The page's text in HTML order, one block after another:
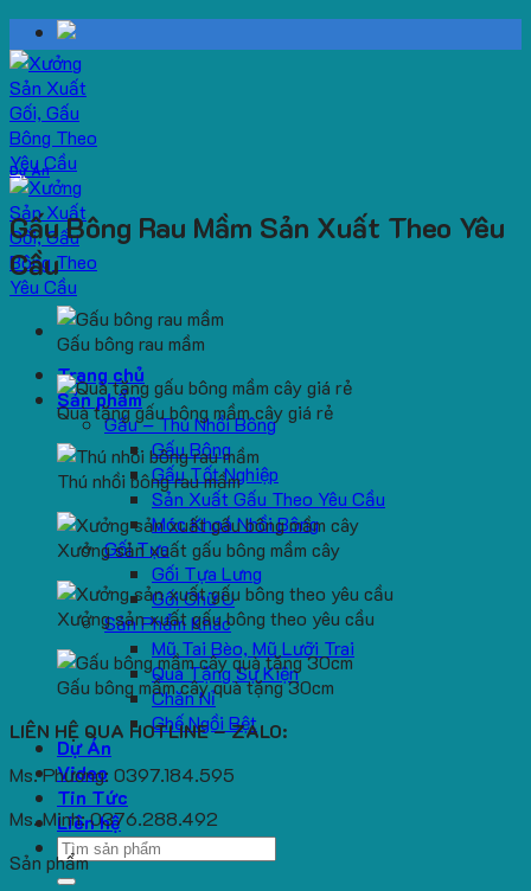
Skip
to
content
Trang chủ
Sản phẩm
Gấu – Thú Nhồi Bông
Gấu Bông
Gấu Tốt Nghiệp
Sản Xuất Gấu Theo Yêu Cầu
Móc Khoá Nhồi Bông
Gối Tựa
Gối Tựa Lưng
Gối Chữ U
Sản Phẩm Khác
Mũ Tai Bèo, Mũ Lưỡi Trai
Quà Tặng Sự Kiện
Chăn Nỉ
Ghế Ngồi Bệt
Dự Án
Video
Tin Tức
Liên hệ
Search
for:
Dự Án
Gấu Bông Rau Mầm Sản Xuất Theo Yêu
Cầu
Gấu bông rau mầm
Quà tặng gấu bông mầm cây giá rẻ
Thú nhồi bông rau mầm
Xưởng sản xuất gấu bông mầm cây
Xưởng sản xuất gấu bông theo yêu cầu
Gấu bông mầm cây quà tặng 30cm
LIÊN HỆ QUA HOTLINE – ZALO:
Ms. Phương: 0397.184.595
Ms. Minh: 0376.288.492
Sản phẩm